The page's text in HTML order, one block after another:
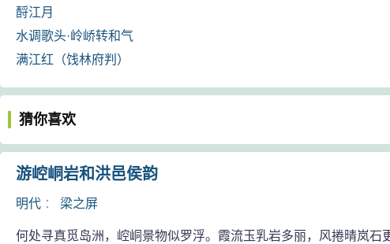
酹江月
水调歌头·岭峤转和气
满江红（饯林府判）
猜你喜欢
游崆峒岩和洪邑侯韵
明代 ： 梁之屏
何处寻真觅岛洲，崆峒景物似罗浮。霞流玉乳岩多丽，风捲晴岚石